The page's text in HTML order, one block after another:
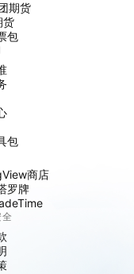
期货
货
包
包
商店
罗牌